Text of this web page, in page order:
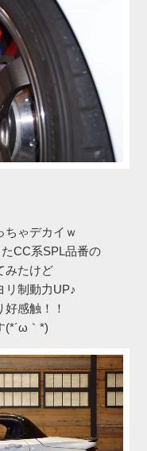
ちゃデカイｗ
CC系SPL品番の
みたけど
リ制動力UP♪
感触！！
(*´ω｀*)